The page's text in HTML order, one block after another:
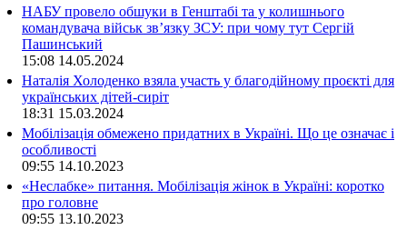
НАБУ провело обшуки в Генштабі та у колишнього
командувача військ зв’язку ЗСУ: при чому тут Сергій
Пашинський
15:08 14.05.2024
Наталія Холоденко взяла участь у благодійному проєкті для
українських дітей-сиріт
18:31 15.03.2024
Мобілізація обмежено придатних в Україні. Що це означає і
особливості
09:55 14.10.2023
«Неслабке» питання. Мобілізація жінок в Україні: коротко
про головне
09:55 13.10.2023